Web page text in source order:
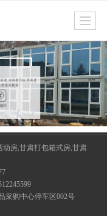
房,甘肃打包箱式房,甘肃
采购中心停车区002号